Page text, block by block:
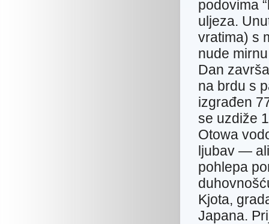
podovima
uljeza.
vratima) s
nude
Dan
na brdu s
izgrađen
se uzdiže
Otowa
ljubav —
pohlepa
Kjota,
Japana.